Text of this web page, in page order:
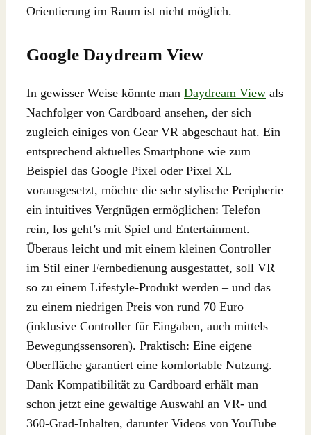
Orientierung im Raum ist nicht möglich.
Google Daydream View
In gewisser Weise könnte man Daydream View als
Nachfolger von Cardboard ansehen, der sich
zugleich einiges von Gear VR abgeschaut hat. Ein
entsprechend aktuelles Smartphone wie zum
Beispiel das Google Pixel oder Pixel XL
vorausgesetzt, möchte die sehr stylische Peripherie
ein intuitives Vergnügen ermöglichen: Telefon
rein, los geht’s mit Spiel und Entertainment.
Überaus leicht und mit einem kleinen Controller
im Stil einer Fernbedienung ausgestattet, soll VR
so zu einem Lifestyle-Produkt werden – und das
zu einem niedrigen Preis von rund 70 Euro
(inklusive Controller für Eingaben, auch mittels
Bewegungssensoren). Praktisch: Eine eigene
Oberfläche garantiert eine komfortable Nutzung.
Dank Kompatibilität zu Cardboard erhält man
schon jetzt eine gewaltige Auswahl an VR- und
360-Grad-Inhalten, darunter Videos von YouTube